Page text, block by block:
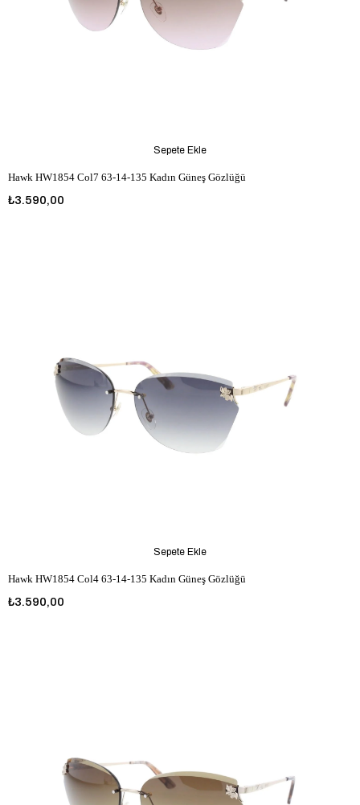
Hawk HW1854 Col7 63-14-135 Kadın Güneş Gözlüğü
₺3.590,00
Sepete Ekle
Hawk HW1854 Col4 63-14-135 Kadın Güneş Gözlüğü
₺3.590,00
Sepete Ekle